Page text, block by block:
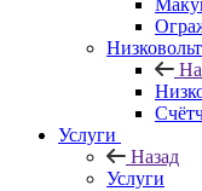
Услуги
Назад
Услуги